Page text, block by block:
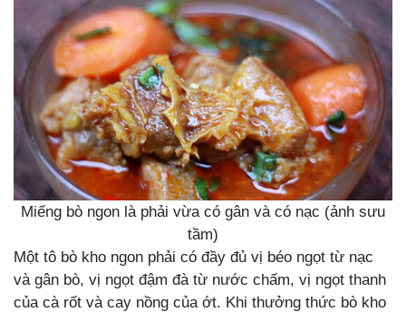
Miếng bò ngon là phải vừa có gân và có nạc (ảnh sưu
tầm)
Một tô bò kho ngon phải có đầy đủ vị béo ngọt từ nạc
và gân bò, vị ngọt đậm đà từ nước chấm, vị ngọt thanh
của cà rốt và cay nồng của ớt. Khi thưởng thức bò kho